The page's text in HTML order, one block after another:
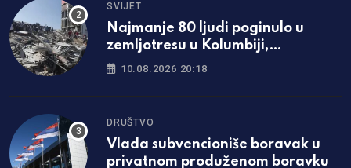
SVIJET
Najmanje 80 ljudi poginulo u
zemljotresu u Kolumbiji,
proglašena nacionalna
10.08.2026 20:18
DRUŠTVO
Vlada subvencioniše boravak u
privatnom produženom boravku